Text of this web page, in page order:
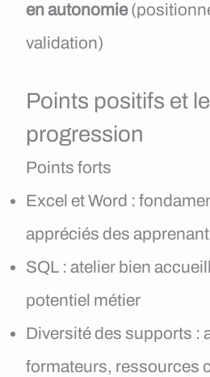
en autonomie
validation)
Points positifs et
progression
Points forts
Excel et Word :
appréciés des
SQL : atelier bien
potentiel métier
Diversité des supports :
formateurs, ressources